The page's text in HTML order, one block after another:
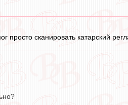
сканировать катарский